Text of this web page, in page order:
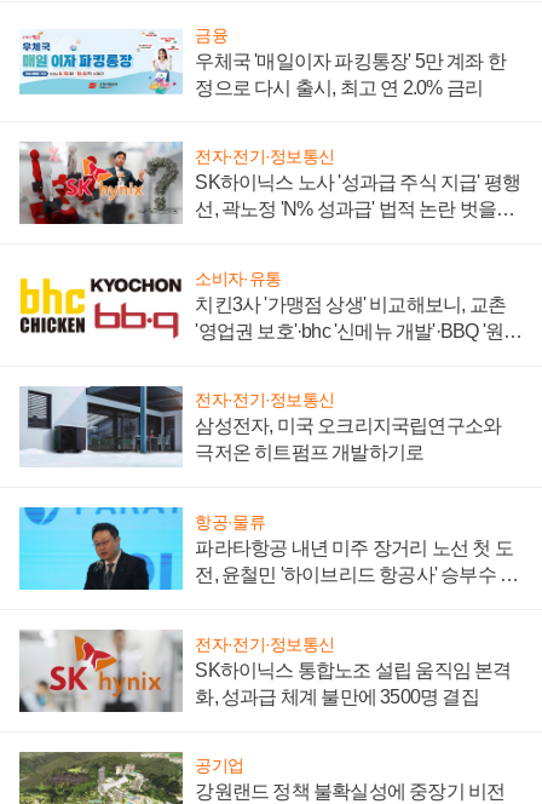
금융
우체국 '매일이자 파킹통장' 5만 계좌 한
정으로 다시 출시, 최고 연 2.0% 금리
전자·전기·정보통신
SK하이닉스 노사 '성과급 주식 지급' 평행
선, 곽노정 'N% 성과급' 법적 논란 벗을지
소비자·유통
치킨3사 '가맹점 상생' 비교해보니, 교촌
'영업권 보호'·bhc '신메뉴 개발'·BBQ '원가
전자·전기·정보통신
삼성전자, 미국 오크리지국립연구소와
극저온 히트펌프 개발하기로
항공·물류
파라타항공 내년 미주 장거리 노선 첫 도
전, 윤철민 '하이브리드 항공사' 승부수 통
전자·전기·정보통신
SK하이닉스 통합노조 설립 움직임 본격
화, 성과급 체계 불만에 3500명 결집
공기업
강원랜드 정책 불확실성에 중장기 비전